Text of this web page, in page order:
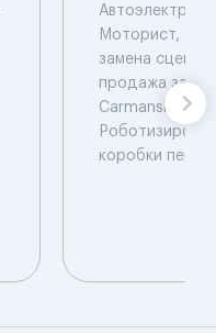
Автоэлектрик
Моторист,
замена
продажа
Carmanskan
коробки